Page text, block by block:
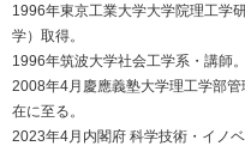
1996年東京工業大学大学院理工学
学）取得。
1996年筑波大学社会工学系・講師
2008年4月慶應義塾大学理工学部
在に至る。
2023年4月内閣府 科学技術・イノ